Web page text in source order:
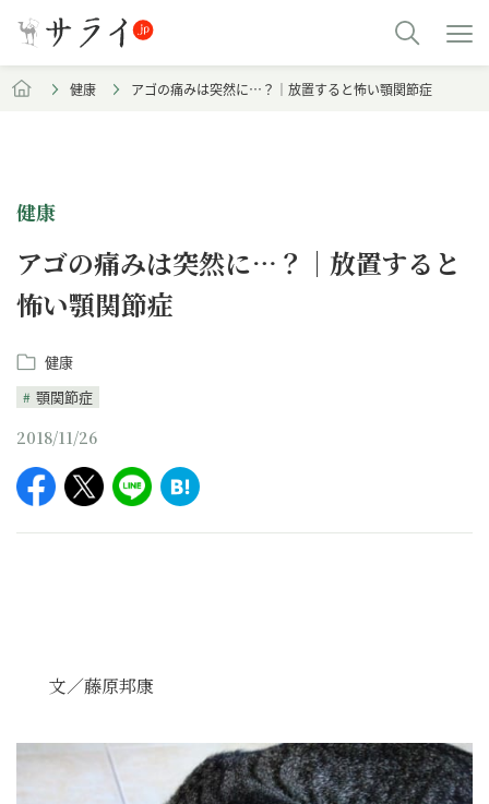
健康 アゴの痛みは突然に…？｜放置すると怖い顎関節症
健康
アゴの痛みは突然に…？｜放置すると
怖い顎関節症
健康
顎関節症
2018/11/26
文／藤原邦康